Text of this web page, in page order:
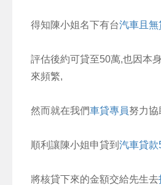
得知陳小姐名下有台汽車且無
評估後約可貸至50萬,也因本身
來頻繁,
然而就在我們車貸專員努力協
順利讓陳小姐申貸到 汽車貸款
將核貸下來的金額交給先生去